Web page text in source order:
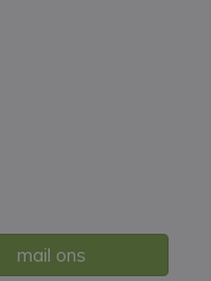
mail ons